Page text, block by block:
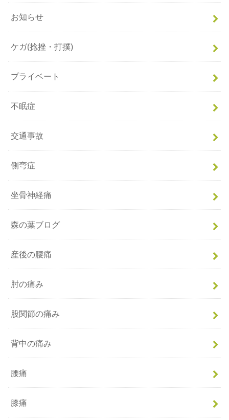
お知らせ
ケガ(捻挫・打撲)
プライベート
不眠症
交通事故
側弯症
坐骨神経痛
森の葉ブログ
産後の腰痛
肘の痛み
股関節の痛み
背中の痛み
腰痛
膝痛